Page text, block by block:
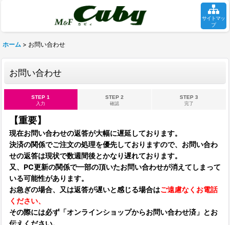
サイトマッ
プ
ホーム > お問い合わせ
お問い合わせ
STEP 1
入力
STEP 2
確認
STEP 3
完了
【重要】
現在お問い合わせの返答が大幅に遅延しております。
決済の関係でご注文の処理を優先しておりますので、お問い合わ
せの返答は現状で数週間後とかなり遅れております。
又、PC更新の関係で一部の頂いたお問い合わせが消えてしまって
いる可能性があります。
お急ぎの場合、又は返答が遅いと感じる場合はご遠慮なくお電話
ください、
その際には必ず「オンラインショップからお問い合わせ済」とお
伝えください。